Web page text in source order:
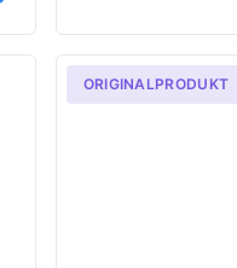
ORIGINALPRODUKT